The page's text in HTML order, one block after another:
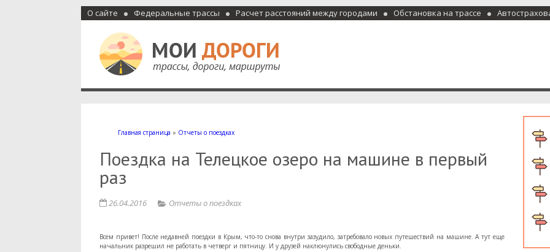
О сайте Федеральные трассы Расчет расстояний между городами Обстановка на трассе
Мои дороги
Как доехать, автомобильные дороги и трассы России, мотели и гостиницы
Главная страница » Отчеты о поездках
Поездка на Телецкое озеро на машине в первый
раз
26.04.2016 Отчеты о поездках
Всем привет! После недавней поездки в Крым, что-то снова внутри зазудило, затребовало новых путешествий на машине. А тут еще
начальник разрешил не работать в четверг и пятницу. И у друзей наклюнулись свободные деньки.